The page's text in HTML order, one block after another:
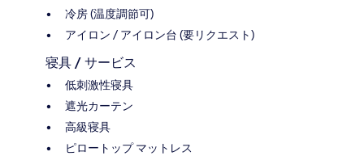
冷房 (温度調節可)
アイロン / アイロン台 (要リクエスト)
寝具 / サービス
低刺激性寝具
遮光カーテン
高級寝具
ピロートップ マットレス